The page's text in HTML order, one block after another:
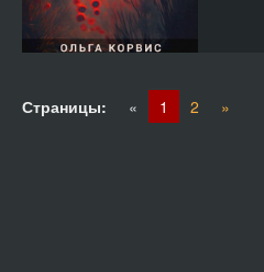
Страницы: « 1 2 »